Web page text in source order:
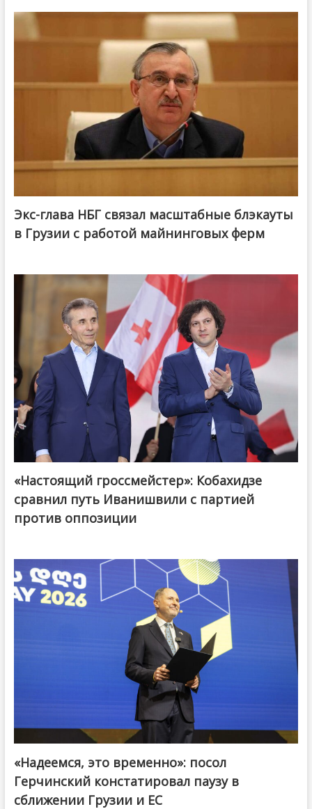
Экс-глава НБГ связал масштабные блэкауты
в Грузии с работой майнинговых ферм
@ქართული ოცნება / Georgian Dream
«Настоящий гроссмейстер»: Кобахидзе
сравнил путь Иванишвили с партией
против оппозиции
«Надеемся, это временно»: посол
Герчинский констатировал паузу в
сближении Грузии и ЕС